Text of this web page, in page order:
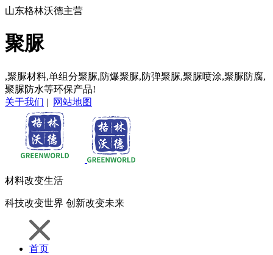
山东格林沃德主营
聚脲
,聚脲材料,单组分聚脲,防爆聚脲,防弹聚脲,聚脲喷涂,聚脲防腐,
聚脲防水等环保产品!
关于我们 | 网站地图
材料改变生活
科技改变世界 创新改变未来
首页